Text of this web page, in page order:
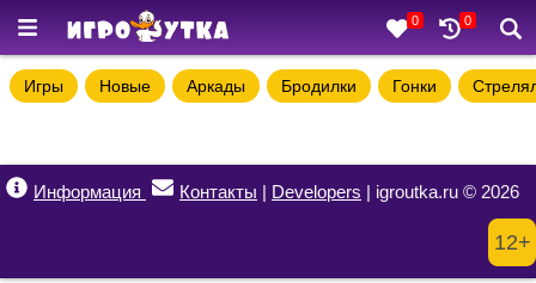
0 0
Игры Новые Аркады Бродилки Гонки
Информация Контакты | Developers | igroutka.ru © 2026
12+